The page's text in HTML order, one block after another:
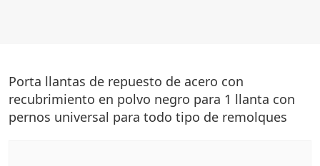
OTROS ACCESORIOS
Hogar Productos
Accesorios para remolques
Otros accesorios
Porta llantas de repuesto de acero con
recubrimiento en polvo negro para 1 llanta con
pernos universal para todo tipo de remolques